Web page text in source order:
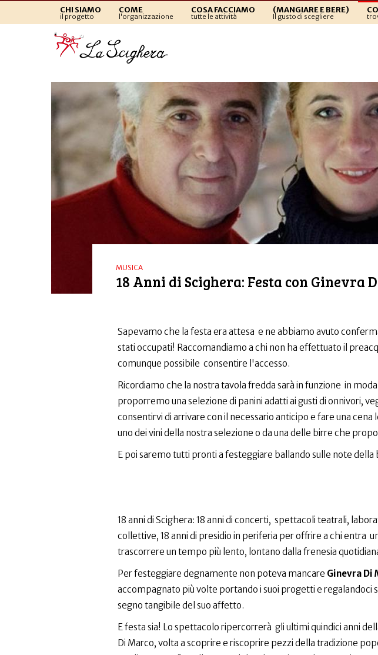
CHI SIAMO
il progetto
COME
l'organizzazione
COSA FACCIAMO
tutte le attività
(MANGIARE E BERE)
Il gusto di scegliere
MUSICA
18 Anni di Scighera: Festa con Ginevra
Sapevamo che la festa era attesa e ne abbiamo avuto
stati occupati! Raccomandiamo a chi non ha effettuato il
comunque possibile consentire l'accesso.
Ricordiamo che la nostra tavola fredda sarà in funzione in
proporremo una selezione di panini adatti ai gusti di onnivori,
consentirvi di arrivare con il necessario anticipo e fare una cena
uno dei vini della nostra selezione o da una delle birre che
E poi saremo tutti pronti a festeggiare ballando sulle note della
18 anni di Scighera: 18 anni di concerti, spettacoli teatrali,
collettive, 18 anni di presidio in periferia per offrire a chi entra
trascorrere un tempo più lento, lontano dalla frenesia
Per festeggiare degnamente non poteva mancare Ginevra Di
accompagnato più volte portando i suoi progetti e regalandoci
segno tangibile del suo affetto.
E festa sia! Lo spettacolo ripercorrerà gli ultimi quindici anni
Di Marco, volta a scoprire e riscoprire pezzi della tradizione